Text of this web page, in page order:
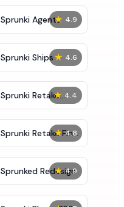
★ 4.9
Sprunki Agents
★ 4.6
Sprunki Ships
★ 4.4
Sprunki Retake
Bonus
★ 4.8
Sprunki Retake Final
Update
★ 4.9
Sprunked Redesign